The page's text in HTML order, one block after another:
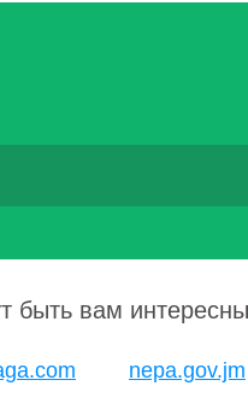
быть вам
nepa.gov.jm